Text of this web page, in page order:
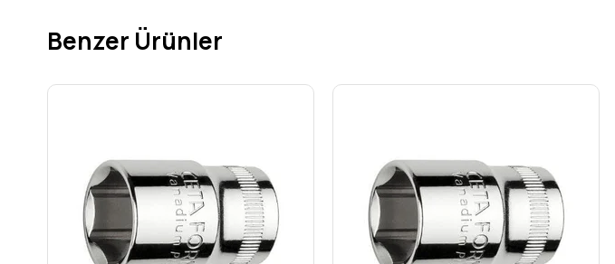
sağlar. Bağlantı elemanına daha fazla temas noktası sunarak dönme kuvvetini eşit dağıtır ve
çalışırken kritik bir avantajdır.
Ceta Form, kalitesinden ödün vermez. Bu lokma anahtar, endüstriyel standartlarda **yüksek
Derin Yapısıyla Ulaşılması Zor Alanlara Zahmetsiz Erişim
**3/8'' 12 Köşe Derin Lokma Anahtar'ın** en belirgin özelliklerinden biri, adından da anlaşılacağı
somun ve civatalara kolayca erişim imkanı sunar. Özellikle motor blokları, makine aksamları
artırırsınız.
3/8'' Bağlantı Boyutu ile Geniş Uyumluluk
Standart **3/8'' (dokuz buçuk milimetre) kare sürücü bağlantı boyutuna** sahip olması, onu
Benzer Ürünler